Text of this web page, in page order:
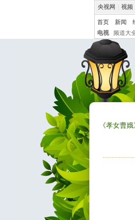
央视网 视频
首页 新闻
电视
频道大
《孝女曹